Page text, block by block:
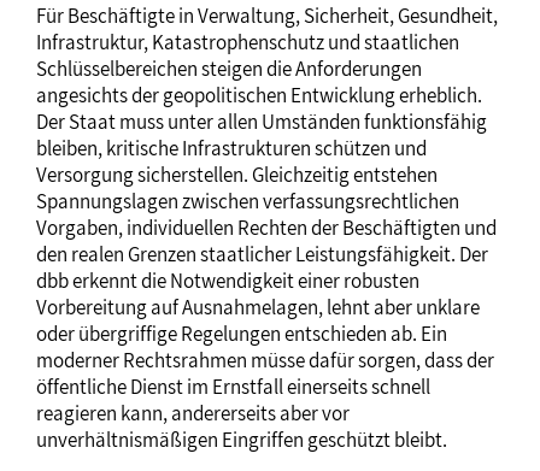
Für Beschäftigte in Verwaltung, Sicherheit, Gesundheit,
Infrastruktur, Katastrophenschutz und staatlichen
Schlüsselbereichen steigen die Anforderungen
angesichts der geopolitischen Entwicklung erheblich.
Der Staat muss unter allen Umständen funktionsfähig
bleiben, kritische Infrastrukturen schützen und
Versorgung sicherstellen. Gleichzeitig entstehen
Spannungslagen zwischen verfassungsrechtlichen
Vorgaben, individuellen Rechten der Beschäftigten und
den realen Grenzen staatlicher Leistungsfähigkeit. Der
dbb erkennt die Notwendigkeit einer robusten
Vorbereitung auf Ausnahmelagen, lehnt aber unklare
oder übergriffige Regelungen entschieden ab. Ein
moderner Rechtsrahmen müsse dafür sorgen, dass der
öffentliche Dienst im Ernstfall einerseits schnell
reagieren kann, andererseits aber vor
unverhältnismäßigen Eingriffen geschützt bleibt.